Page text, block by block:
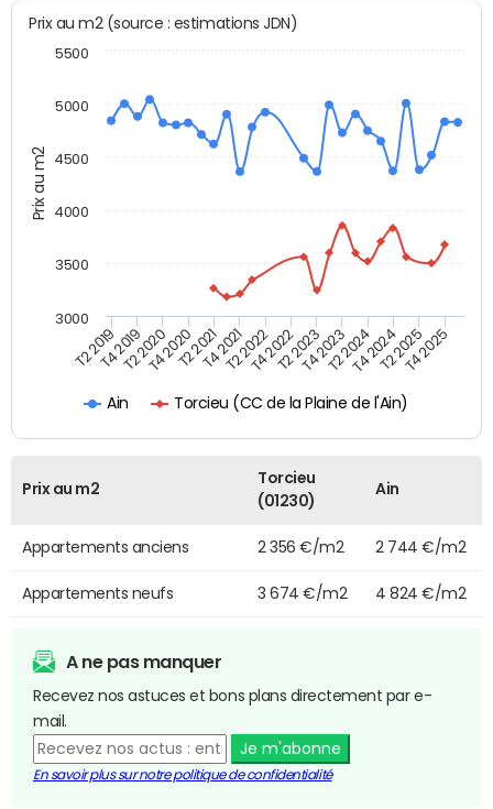
Prix au m2
Prix au m2 (source : estimations JDN)
Ain Torcieu (CC de la Plaine de l'Ain)
T2 2019T4 2019T2 2020T4 2020T2 2021T4 2021T2 2022T4 2022T2 2023T4 2023T2 2024T4 2024T2 2025T4 2025
3000
3500
4000
4500
5000
5500
Prix au m2
Torcieu
(01230)
Ain
Appartements anciens 2 356 €/m2 2 744 €/m2
Appartements neufs 3 674 €/m2 4 824 €/m2
A ne pas manquer
Recevez nos astuces et bons plans directement par e-
mail.
Je m'abonne
En savoir plus sur notre politique de confidentialité